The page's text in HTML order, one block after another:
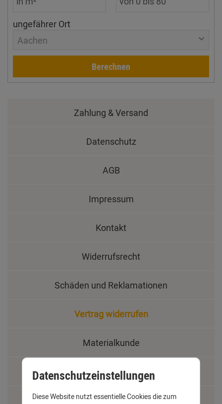
ungefährer Ort
Aachen
Berechnen
Zahlung & Versand
Datenschutz
AGB
Impressum
Kontakt
Widerrufsrecht
Schäden und Reklamationen
Vertrag widerrufen
Materialkunde
Fachbegriffe
Jobs
Datenschutzeinstellungen
Diese Website nutzt essentielle Cookies die zum